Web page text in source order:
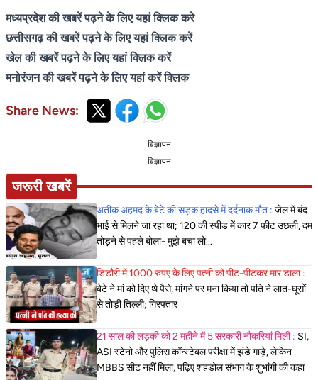
मध्यप्रदेश की खबरें पढ़ने के लिए यहां क्लिक करे
छत्तीसगढ़ की खबरें पढ़ने के लिए यहां क्लिक करें
खेल की खबरें पढ़ने के लिए यहां क्लिक करें
मनोरंजन की खबरें पढ़ने के लिए यहां करें क्लिक
Share News:
विज्ञापन
विज्ञापन
जरूरी खबरें
अतीक अहमद के बेटे की सड़क हादसे में दर्दनाक मौत : जेल में बंद
भाई से मिलने जा रहा था; 120 की स्पीड में कार 7 फीट उछली, दम
तोड़ने से पहले बोला- मुझे बचा लो...
डिंडौरी में 1000 रुपए के लिए पत्नी को पीट-पीटकर मार डाला :
बेटे ने मां को दिए थे पैसे, मांगने पर मना किया तो पति ने लात-घूसों
से तोड़ी तिल्ली; गिरफ्तार
21 साल की लड़की को 2 महीने में 5 सरकारी नौकरियां मिली : SI,
ASI स्टेनो और पुलिस कॉन्स्टेबल परीक्षा में झंडे गाड़े, लेकिन
MBBS सीट नहीं मिला, पढ़िए शहडोल संभाग के शुभांगी की कहा